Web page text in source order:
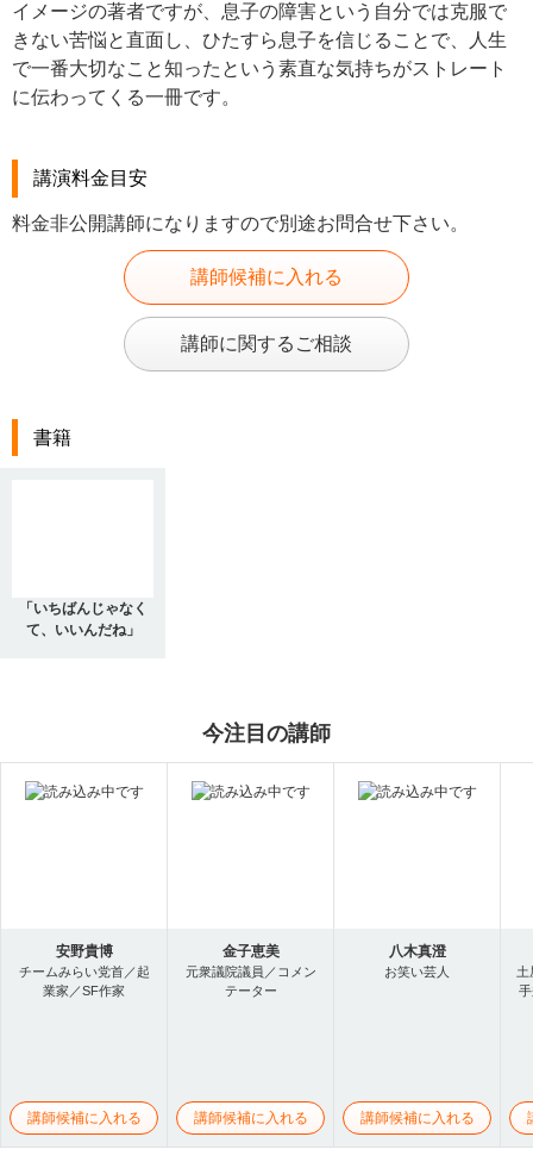
イメージの著者ですが、息子の障害という自分では克服で
きない苦悩と直面し、ひたすら息子を信じることで、人生
で一番大切なこと知ったという素直な気持ちがストレート
に伝わってくる一冊です。
講演料金目安
料金非公開講師になりますので別途お問合せ下さい。
講師候補に入れる
講師に関するご相談
書籍
「いちばんじゃなく
て、いいんだね」
今注目の講師
安野貴博
チームみらい党首／起
業家／SF作家
講師候補に入れる
金子恵美
元衆議院議員／コメン
テーター
講師候補に入れる
八木真澄
お笑い芸人
講師候補に入れる
土